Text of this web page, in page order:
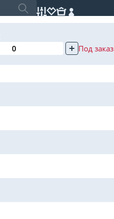
Под заказ